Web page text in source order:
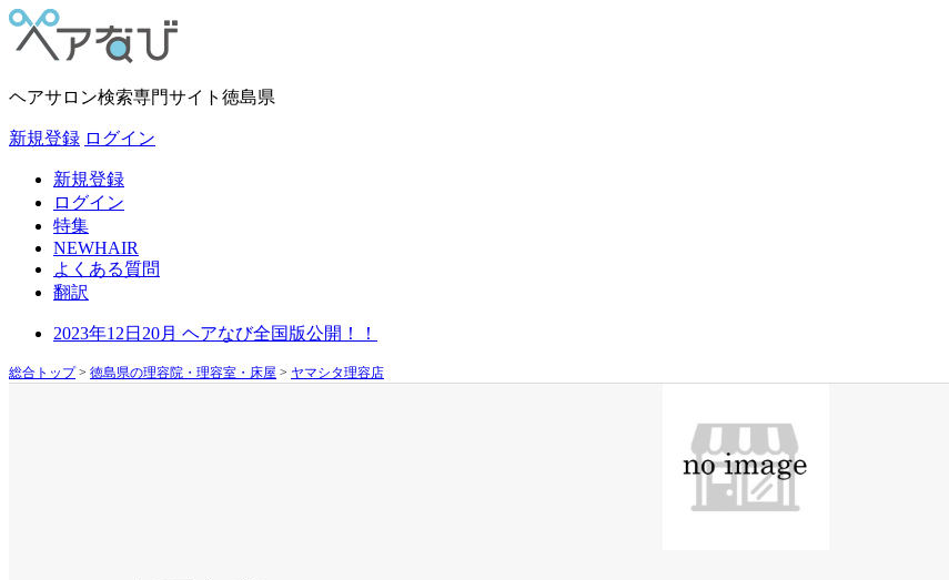
ヘアサロン検索専門サイト 徳島県
新規登録 ログイン
新規登録
ログイン
特集
NEWHAIR
よくある質問
翻訳
2023年12日20月 ヘアなび全国版公開！！
総合トップ> 徳島県の理容院・理容室・床屋 > ヤマシタ理容店